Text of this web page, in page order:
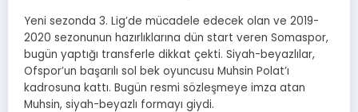
Yeni sezonda 3. Lig’de mücadele edecek olan ve 2019-
2020 sezonunun hazırlıklarına dün start veren Somaspor,
bugün yaptığı transferle dikkat çekti. Siyah-beyazlılar,
Ofspor’un başarılı sol bek oyuncusu Muhsin Polat’ı
kadrosuna kattı. Bugün resmi sözleşmeye imza atan
Muhsin, siyah-beyazlı formayı giydi.